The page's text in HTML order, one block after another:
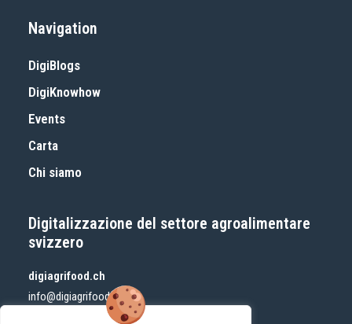
Navigation
DigiBlogs
DigiKnowhow
Events
Carta
Chi siamo
Digitalizzazione del settore agroalimentare
svizzero
digiagrifood.ch
info@digiagrifood.ch